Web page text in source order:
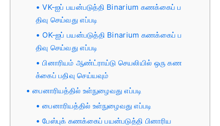
VK-ஐப் பயன்படுத்தி Binarium கணக்கைப் ப
திவு செய்வது எப்படி
OK-ஐப் பயன்படுத்தி Binarium கணக்கைப் ப
திவு செய்வது எப்படி
பினாரியம் ஆண்ட்ராய்டு செயலியில் ஒரு கண
க்கைப் பதிவு செய்யவும்
பைனாரியத்தில் உள்நுழைவது எப்படி
பைனாரியத்தில் உள்நுழைவது எப்படி
பேஸ்புக் கணக்கைப் பயன்படுத்தி பினாரிய